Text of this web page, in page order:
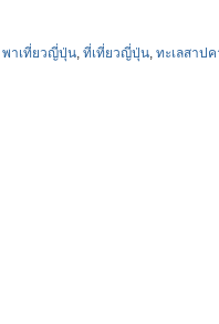
พาเที่ยวญี่ปุ่น, ที่เที่ยวญี่ปุ่น, ทะเลสาป